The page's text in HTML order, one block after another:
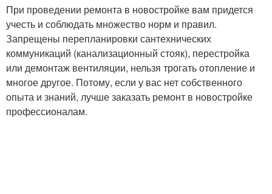
При проведении ремонта в новостройке вам придется
учесть и соблюдать множество норм и правил.
Запрещены перепланировки сантехнических
коммуникаций (канализационный стояк), перестройка
или демонтаж вентиляции, нельзя трогать отопление и
многое другое. Потому, если у вас нет собственного
опыта и знаний, лучше заказать ремонт в новостройке
профессионалам.